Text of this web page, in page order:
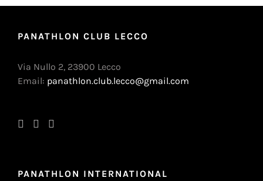
PANATHLON CLUB LECCO
Via Nullo 2, 23900 Lecco
Email: panathlon.club.lecco@gmail.com
PANATHLON INTERNATIONAL